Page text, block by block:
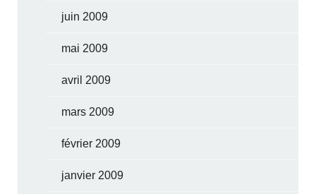
juin 2009
mai 2009
avril 2009
mars 2009
février 2009
janvier 2009